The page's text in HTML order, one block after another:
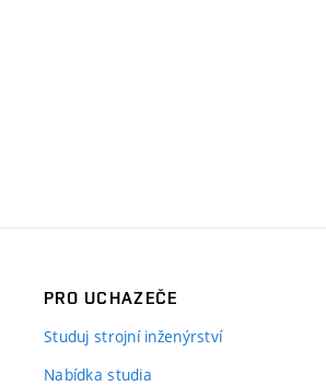
PRO UCHAZEČE
Studuj strojní inženýrství
Nabídka studia